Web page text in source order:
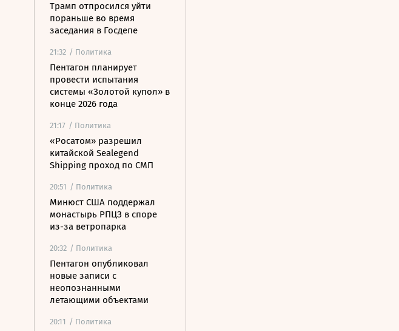
Трамп отпросился уйти
пораньше во время
заседания в Госдепе
21:32 / Политика
Пентагон планирует
провести испытания
системы «Золотой купол» в
конце 2026 года
21:17 / Политика
«Росатом» разрешил
китайской Sealegend
Shipping проход по СМП
20:51 / Политика
Минюст США поддержал
монастырь РПЦЗ в споре
из-за ветропарка
20:32 / Политика
Пентагон опубликовал
новые записи с
неопознанными
летающими объектами
20:11 / Политика